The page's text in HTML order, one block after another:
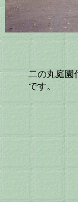
二の丸庭園
です。